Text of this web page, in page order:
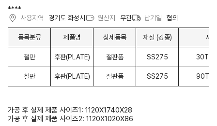
****
사용지역
경기도 화성시 원산지 무관 납기일 협의
품목분류 제품명 상세품목 재질 (강종) 사
철판 후판(PLATE) 절판품 SS275
철판 후판(PLATE) 절판품 SS275
가공 후 실제 제품 사이즈1: 1120X1740X28
가공 후 실제 제품 사이즈2: 1120X1020X86